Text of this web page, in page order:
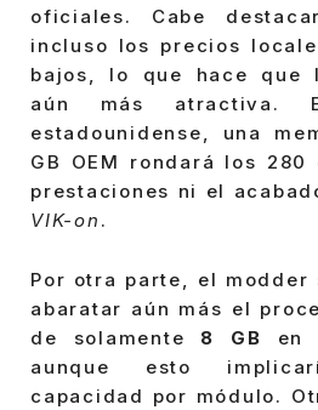
oficiales. Cabe
incluso los precios
bajos, lo que hace que
aún más atractiva.
estadounidense, una
GB OEM rondará los
prestaciones ni el
VIK-on .
Por otra parte, el modder
abaratar aún más el
de solamente 8 GB
aunque esto
capacidad por módulo.